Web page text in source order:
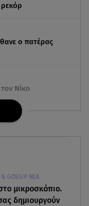
ο πατέρας
Νίκο
του μαύρου
«πετάχτηκε»
& GOSSIP ΝΕΑ
μικροσκόπιο.
δημιουργούν